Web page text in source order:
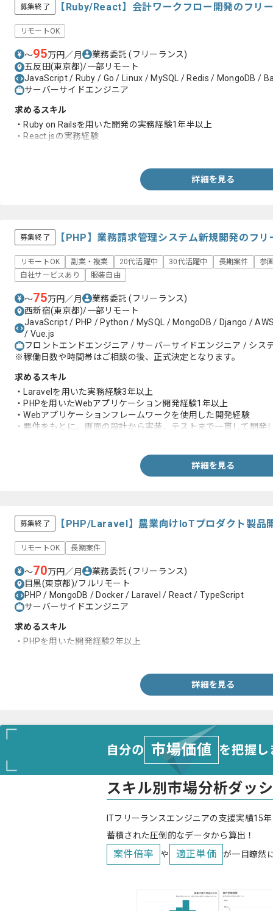
募集終了 【Ruby/React】会計ワークフロー開発のフリ
リモートOK
〜95万円／月 業務委託(フリーランス)
五反田(東京都)/一部リモート
JavaScript / Ruby / Go / Linux / MySQL / Redis / MongoDB /
サーバーサイドエンジニア
求めるスキル
・Ruby on Railsを用いた開発の実務経験1年半以上
・React.jsの実務経験
詳細を見る
募集終了 【PHP】業務請求管理システム新規開発のフ
リモートOK 副業・複業 20代活躍中 30代活躍中 長期案件
参
自社サービスあり
服装自由
〜75万円／月 業務委託(フリーランス)
西新宿(東京都)/一部リモート
JavaScript / PHP / Python / MySQL / MongoDB / Django /
/ Vue.js
フロントエンドエンジニア / サーバーサイドエンジニア / シス
※稼働日数や時間帯はご相談の後、正式決定となります。
求めるスキル
・Laravelを用いた実務経験3年以上
・PHPを用いたWebアプリケーション開発経験1年以上
・Webアプリケーションフレームワークを使用した開発経験
・要件をもとに、画面の設計から実装、テストまで一貫して開発
・Linux OSスキル（基本的なコマンド操作ができること）
詳細を見る
募集終了 【PHP/Laravel】農業向けIoTプロダクト製品
リモートOK 長期案件
〜70万円／月 業務委託(フリーランス)
目黒(東京都)/フルリモート
PHP / MongoDB / Docker / Laravel / React / TypeScript
サーバーサイドエンジニア
求めるスキル
・PHPを用いた開発経験2年以上
詳細を見る
自分の 市場価値 を把握
スキル別市場分析ダッ
ITフリーランスエンジニアの支援実績15
蓄積された圧倒的なデータから算出！
案件倍率 や 適正単価 が一目瞭然